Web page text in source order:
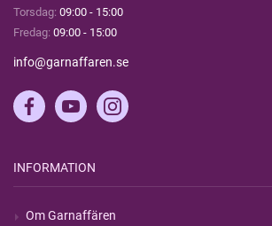
Torsdag: 09:00 - 15:00
Fredag: 09:00 - 15:00
info@garnaffaren.se
INFORMATION
Om Garnaffären